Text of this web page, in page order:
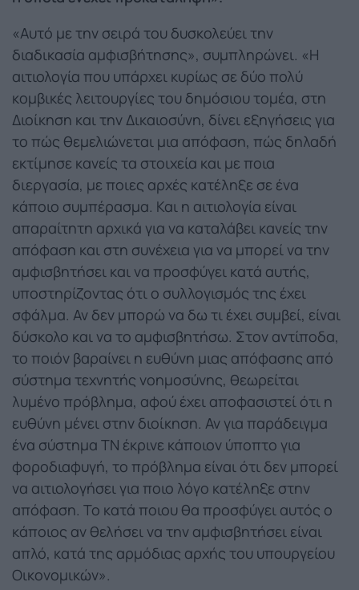
«Αυτό με την σειρά του δυσκολεύει την
διαδικασία αμφισβήτησης», συμπληρώνει. «Η
αιτιολογία που υπάρχει κυρίως σε δύο πολύ
κομβικές λειτουργίες του δημόσιου τομέα, στη
Διοίκηση και την Δικαιοσύνη, δίνει εξηγήσεις για
το πώς θεμελιώνεται μια απόφαση, πώς δηλαδή
εκτίμησε κανείς τα στοιχεία και με ποια
διεργασία, με ποιες αρχές κατέληξε σε ένα
κάποιο συμπέρασμα. Και η αιτιολογία είναι
απαραίτητη αρχικά για να καταλάβει κανείς την
απόφαση και στη συνέχεια για να μπορεί να την
αμφισβητήσει και να προσφύγει κατά αυτής,
υποστηρίζοντας ότι ο συλλογισμός της έχει
σφάλμα. Αν δεν μπορώ να δω τι έχει συμβεί, είναι
δύσκολο και να το αμφισβητήσω. Στον αντίποδα,
το ποιόν βαραίνει η ευθύνη μιας απόφασης από
σύστημα τεχνητής νοημοσύνης, θεωρείται
λυμένο πρόβλημα, αφού έχει αποφασιστεί ότι η
ευθύνη μένει στην διοίκηση. Αν για παράδειγμα
ένα σύστημα ΤΝ έκρινε κάποιον ύποπτο για
φοροδιαφυγή, το πρόβλημα είναι ότι δεν μπορεί
να αιτιολογήσει για ποιο λόγο κατέληξε στην
απόφαση. Το κατά ποιου θα προσφύγει αυτός ο
κάποιος αν θελήσει να την αμφισβητήσει είναι
απλό, κατά της αρμόδιας αρχής του υπουργείου
Οικονομικών».